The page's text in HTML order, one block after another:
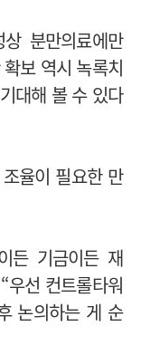
분만의료에만
보 역시 녹록치
대해 볼 수 있다
율이 필요한 만
든 기금이든 재
우선 컨트롤타워
논의하는 게 순